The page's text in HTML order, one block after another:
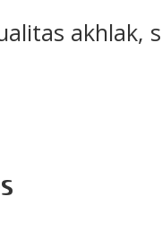
akhlak,